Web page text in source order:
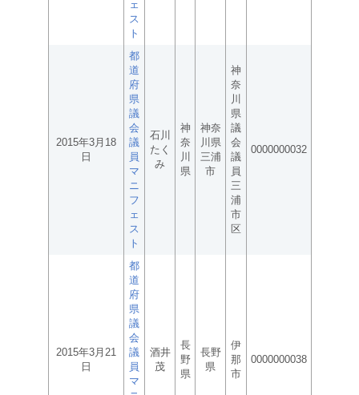
ェ
ス
ト
2015年3月18
日
都
道
府
県
議
会
議
員
マ
ニ
フ
ェ
ス
ト
石川
たく
み
神
奈
川
県
神奈
川県
三浦
市
神
奈
川
県
議
会
議
員
三
浦
市
区
0000000032
2015年3月21
日
都
道
府
県
議
会
議
員
マ
酒井
茂
長
野
県
長野
県
伊
那
市
0000000038